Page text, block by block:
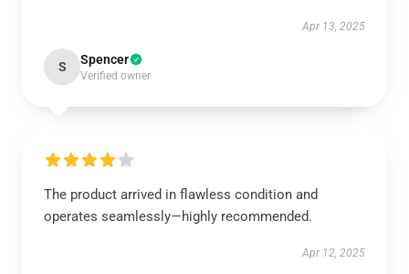
Apr 13, 2025
S Spencer
Verified owner
The product arrived in flawless condition and
operates seamlessly—highly recommended.
Apr 12, 2025